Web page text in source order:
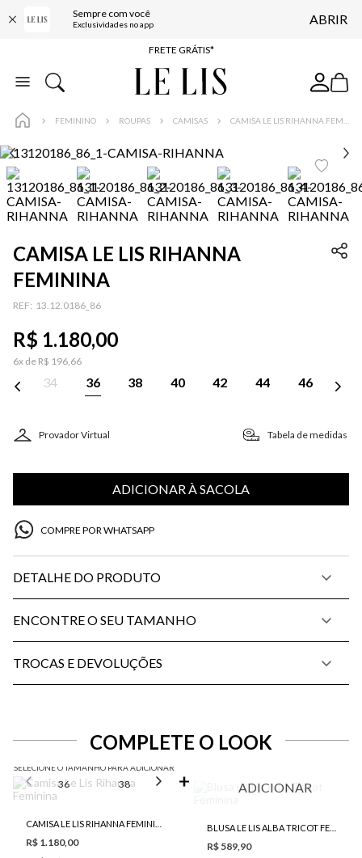
Sempre com você
Exclusividades no app ABRIR
ENTREGA EXPRESSA*
FRETE GRÁTIS*
BAIXE O APP
FEMININO ROUPAS CAMISAS
CAMISA LE LIS RIHANNA
FEMININA
: 13.12.0186_86
R$ 1.180,00
6x de R$ 196,66
34 36 38 40 42 44 46
Provador Virtual Tabela de medidas
ADICIONAR À SACOLA
COMPRE POR WHATSAPP
DETALHE DO PRODUTO
ENCONTRE O SEU TAMANHO
TROCAS E DEVOLUÇÕES
COMPLETE O LOOK
SELECIONE O TAMANHO PARA ADICIONAR
36 38 40 42 44
R$ 1.180,00
ADICIONAR
R$ 589,90